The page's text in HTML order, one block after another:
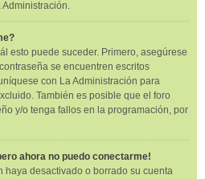
esto puede suceder. Primero, asegúrese
se encuentren escritos
con La Administración para
También es posible que el foro
y/o tenga fallos en la programación, por
ahora no puedo conectarme!
haya desactivado o borrado su cuenta